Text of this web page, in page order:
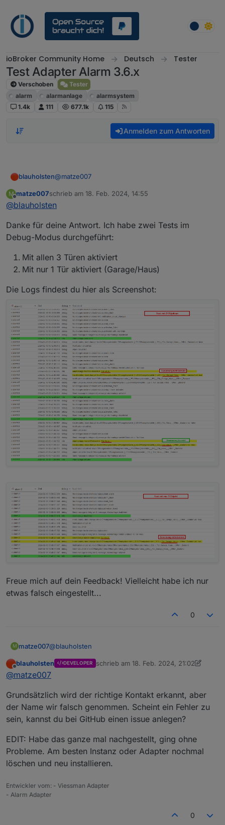
ioBroker Community Home Deutsch Tester
Test Adapter Alarm 3.6.x
Verschoben
Tester
alarm
alarmanlage
alarmsystem
1.4k
111 677.1k 115
Anmelden zum Antworten
blauholsten@matze007
Moin, dass sollte so nicht sein. Stell den Adapter
mal auf debug, stell das Szenario nach und sende
M
Offline
matze007schrieb am 18. Feb. 2024, 14:55
zuletzt editiert von
@blauholsten
Danke für deine Antwort. Ich habe zwei Tests im
Debug-Modus durchgeführt:
Mit allen 3 Türen aktiviert
Mit nur 1 Tür aktiviert (Garage/Haus)
Die Logs findest du hier als Screenshot:
Freue mich auf dein Feedback! Vielleicht habe ich nur
etwas falsch eingestellt...
0
M matze007@blauholsten
Danke für deine Antwort. Ich habe zwei Tests im
Debug-Modus durchgeführt:
Mit nur 1 Tür aktiviert (Garage/Haus)
Die Logs findest du hier als Screenshot:
nur etwas falsch eingestellt...
Offline
blauholsten DEVELOPER schrieb am 18. Feb. 2024, 21:02
zuletzt editiert von blauholsten
@matze007
Grundsätzlich wird der richtige Kontakt erkannt, aber
der Name wir falsch genommen. Scheint ein Fehler zu
sein, kannst du bei GitHub einen issue anlegen?
EDIT: Habe das ganze mal nachgestellt, ging ohne
Probleme. Am besten Instanz oder Adapter nochmal
löschen und neu installieren.
Entwickler vom: - Viessman Adapter
- Alarm Adapter
0